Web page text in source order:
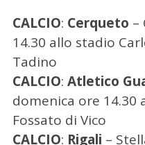
CALCIO: Cerqueto –
14.30 allo stadio
Tadino
CALCIO: Atletico
domenica ore 14.30
Fossato di Vico
CALCIO: Rigali –